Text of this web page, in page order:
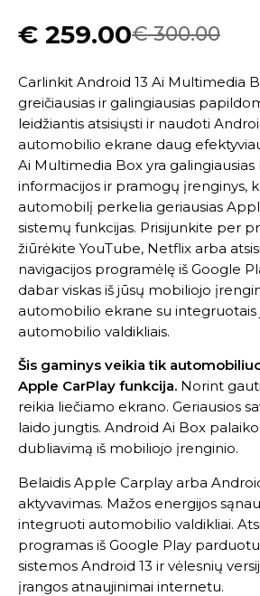
€300.00
€ 259.00
Carlinkit Android 13 Ai Multimedia
greičiausias ir galingiausias
leidžiantis atsisiųsti ir naudoti
automobilio ekrane daug
Ai Multimedia Box yra
informacijos ir pramogų įrenginys,
automobilį perkelia geriausias
sistemų funkcijas. Prisijunkite per
žiūrėkite YouTube, Netflix arba
navigacijos programėlę iš Google
dabar viskas iš jūsų mobiliojo
automobilio ekrane su integruotais
automobilio valdikliais.
Šis gaminys veikia tik
Apple CarPlay funkcija. Norint
reikia liečiamo ekrano. Geriausios
laido jungtis. Android Ai Box
dubliavimą iš mobiliojo įrenginio.
Belaidis Apple Carplay arba
aktyvavimas. Mažos energijos
integruoti automobilio valdikliai.
programas iš Google Play
sistemos Android 13 ir vėlesnių
įrangos atnaujinimai internetu.